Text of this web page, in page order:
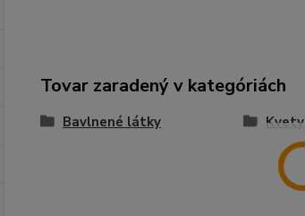
Tovar zaradený v kategóriách
Bavlnené látky Kvety